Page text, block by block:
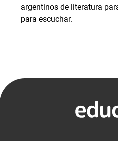
argentinos de literatura
para escuchar.